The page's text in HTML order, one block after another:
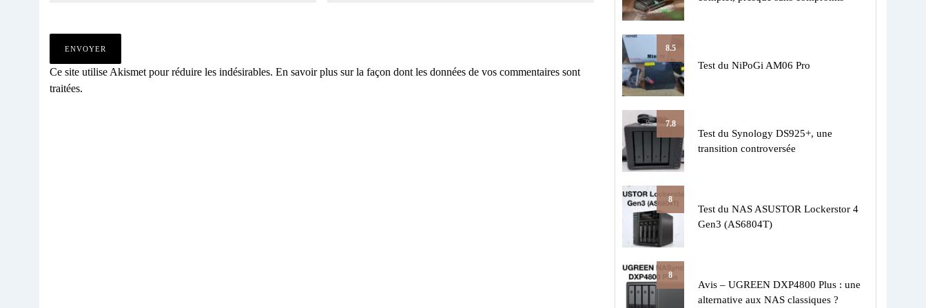
Ce site utilise Akismet pour réduire les indésirables. En savoir plus sur la façon dont les données de vos commentaires sont
traitées.
8.5
Test du NiPoGi AM06 Pro
7.8
Test du Synology DS925+, une
transition controversée
8
Test du NAS ASUSTOR Lockerstor 4
Gen3 (AS6804T)
8
Avis – UGREEN DXP4800 Plus : une
alternative aux NAS classiques ?